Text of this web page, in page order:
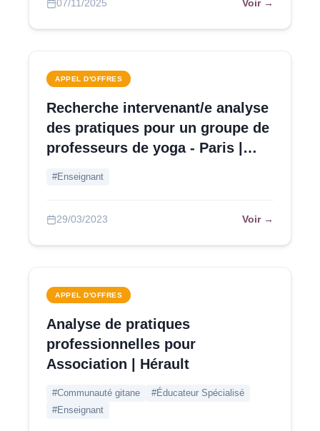
07/11/2025 Voir →
APPEL D'OFFRES
Recherche intervenant/e analyse
des pratiques pour un groupe de
professeurs de yoga - Paris |
#Enseignant
29/03/2023 Voir →
APPEL D'OFFRES
Analyse de pratiques
professionnelles pour
Association | Hérault
#Communauté gitane
#Éducateur Spécialisé
#Enseignant